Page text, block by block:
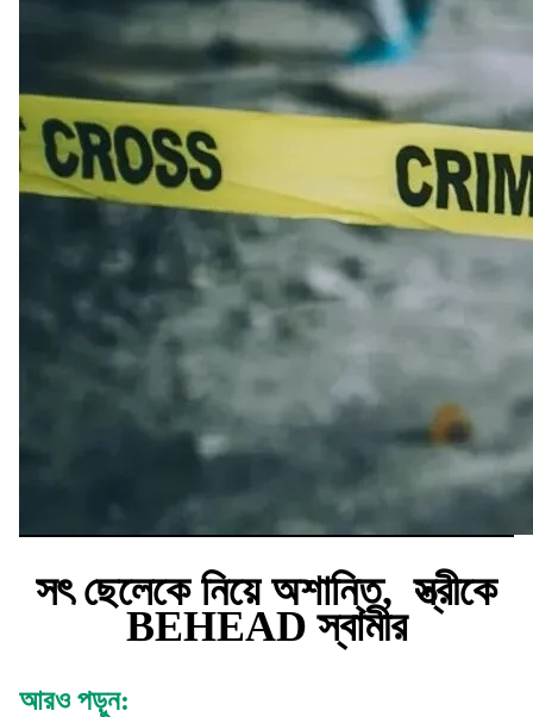
সৎ ছেলেকে নিয়ে অশান্তি, স্ত্রীকে
BEHEAD স্বামীর
আরও পড়ুন: